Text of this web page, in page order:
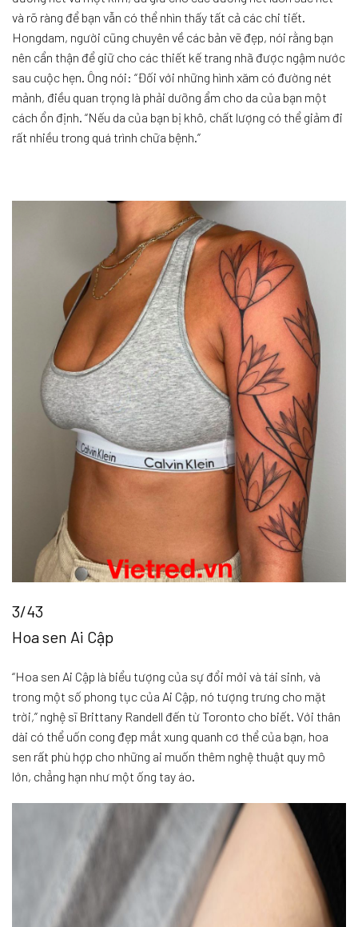
và rõ ràng để bạn vẫn có thể nhìn thấy tất cả các chi tiết.
Hongdam, người cũng chuyên về các bản vẽ đẹp, nói rằng bạn
nên cẩn thận để giữ cho các thiết kế trang nhã được ngậm nước
sau cuộc hẹn. Ông nói: “Đối với những hình xăm có đường nét
mảnh, điều quan trọng là phải dưỡng ẩm cho da của bạn một
cách ổn định. “Nếu da của bạn bị khô, chất lượng có thể giảm đi
rất nhiều trong quá trình chữa bệnh.”
3/43
Hoa sen Ai Cập
“Hoa sen Ai Cập là biểu tượng của sự đổi mới và tái sinh, và
trong một số phong tục của Ai Cập, nó tượng trưng cho mặt
trời,” nghệ sĩ Brittany Randell đến từ Toronto cho biết. Với thân
dài có thể uốn cong đẹp mắt xung quanh cơ thể của bạn, hoa
sen rất phù hợp cho những ai muốn thêm nghệ thuật quy mô
lớn, chẳng hạn như một ống tay áo.